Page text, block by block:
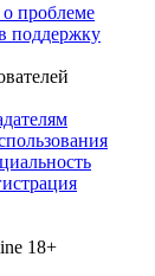
проблеме
поддержку
18+